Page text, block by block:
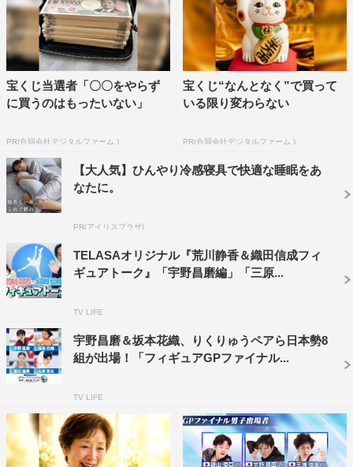
14日（火）からはフランス大会＆イギリス大会、3月27日
（月）からはフィンランド大会＆グランプリファイナル
（イタリア・トリノ）と、3回にわたってNHK杯を除く全
6大会の模様を順次公開していく。TELASAでは全ての種
目とエキシビションを網羅。さらに、「auスマートパスプ
競技を9本厳選して配信する。
『ISU世界フィギュアスケート国別対抗戦2023』©テレビ朝日
向けた新たな戦いの始まりということもあり、全世界が注
視していた「フィギュアスケートグランプリシリーズ／フ
宝くじ当選者「〇〇をやらず
に買うのはもったいない」
PR(合同会社デジタルファーム )
宝くじ“なんとなく”で買って
いる限り変わらない
PR(合同会社デジタルファーム )
【大人気】ひんやり冷感寝具で快適な睡眠をあ
なたに。
PR(アイリスプラザ)
TELASAオリジナル『荒川静香＆織田信成フィ
ギュアトーク』「宇野昌磨編」「三原...
TV LIFE
宇野昌磨＆坂本花織、りくりゅうペアら日本勢8
組が出場！「フィギュアGPファイナル...
TV LIFE